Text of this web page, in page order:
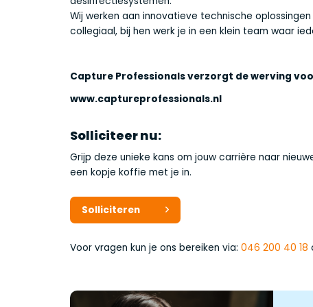
Wij werken aan innovatieve technische
collegiaal, bij hen werk je in een klein team waar
Capture Professionals verzorgt de werving
www.captureprofessionals.nl
Solliciteer nu:
Grijp deze unieke kans om jouw carrière naar
een kopje koffie met je in.
Solliciteren
Voor vragen kun je ons bereiken via: 046 200 40 18